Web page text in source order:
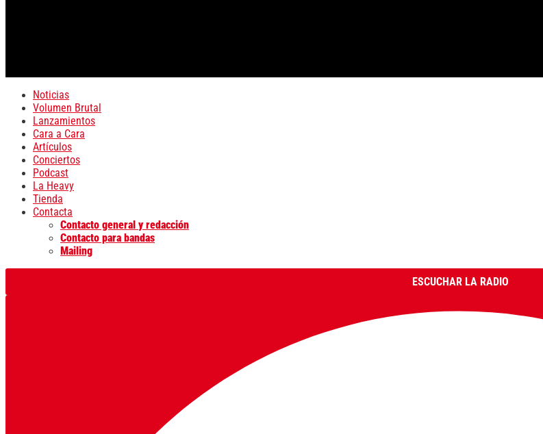
Noticias
Volumen Brutal
Lanzamientos
Cara a Cara
Artículos
Conciertos
Podcast
La Heavy
Tienda
Contacta
Contacto general y redacción
Contacto para bandas
Mailing
ESCUCHAR LA RADIO